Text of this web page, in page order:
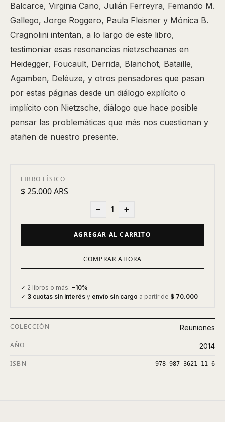
Balcarce, Virginia Cano, Julián Ferreyra, Femando M.
Gallego, Jorge Roggero, Paula Fleisner y Mónica B.
Cragnolini intentan, a lo largo de este libro,
testimoniar esas resonancias nietzscheanas en
Heidegger, Foucault, Derrida, Blanchot, Bataille,
Agamben, Deléuze, y otros pensadores que pasan
por estas páginas desde un diálogo explícito o
implícito con Nietzsche, diálogo que hace posible
pensar las problemáticas que más nos cuestionan y
atañen de nuestro presente.
LIBRO FÍSICO
$ 25.000 ARS
− 1 +
AGREGAR AL CARRITO
COMPRAR AHORA
✓ 2 libros o más: −10%
✓ 3 cuotas sin interés y envío sin cargo a partir de $ 70.000
COLECCIÓN Reuniones
AÑO 2014
ISBN 978-987-3621-11-6